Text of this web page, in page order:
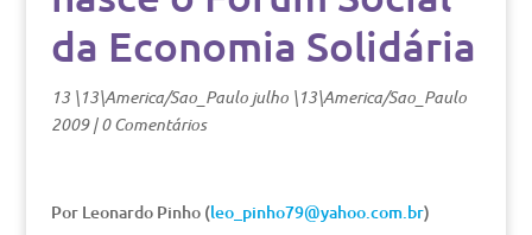
da Economia Solidária
13 \13\America/Sao_Paulo julho \13\America/Sao_Paulo
2009|0 Comentários
Por Leonardo Pinho (leo_pinho79@yahoo.com.br)